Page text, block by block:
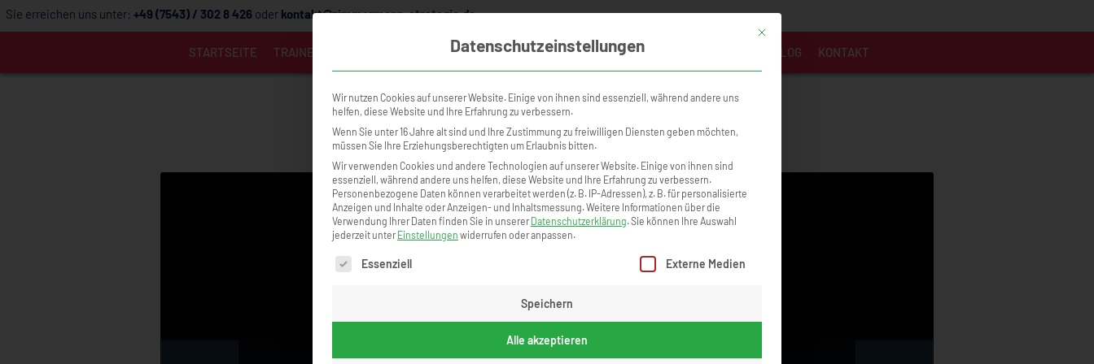
Sie erreichen uns unter: +49 (7543) / 302 8 426 oder kontakt@zimmermann-strategie.de
STARTSEITE TRAINER KURSKALENDER ONLINE ACADEMY TEILNEHMERSTIMMEN BLOG KONTAKT
Ulrike Dreyer - Karl Heger Holzbau GmbH
"Man muss Kooperationen schaffen"
Mit diesem Button wird der Dialog geschlossen. Seine Funktionalität ist
Datenschutzeinstellungen
Wir nutzen Cookies auf unserer Website. Einige von ihnen sind essenziell, während andere uns
helfen, diese Website und Ihre Erfahrung zu verbessern.
Wenn Sie unter 16 Jahre alt sind und Ihre Zustimmung zu freiwilligen Diensten geben möchten,
müssen Sie Ihre Erziehungsberechtigten um Erlaubnis bitten.
Wir verwenden Cookies und andere Technologien auf unserer Website. Einige von ihnen sind
essenziell, während andere uns helfen, diese Website und Ihre Erfahrung zu verbessern.
Personenbezogene Daten können verarbeitet werden (z. B. IP-Adressen), z. B. für personalisierte
Anzeigen und Inhalte oder Anzeigen- und Inhaltsmessung.Weitere Informationen über die
Verwendung Ihrer Daten finden Sie in unserer Datenschutzerklärung.Sie können Ihre Auswahl
jederzeit unter Einstellungen widerrufen oder anpassen.
Es folgt eine Liste der Service-Gruppen, für die eine Einwilligung erteilt werden kann. Die erste Service-Gruppe ist essenziell und kann nicht
Essenziell Externe Medien
Speichern
Alle akzeptieren